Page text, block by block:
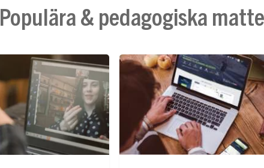
Populära & pedagogiska